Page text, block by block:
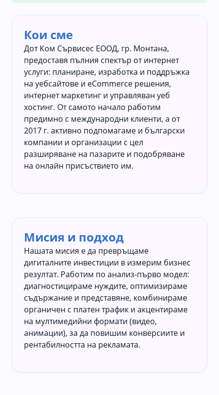
Кои сме
Дот Ком Сървисес ЕООД, гр. Монтана,
предоставя пълния спектър от интернет
услуги: планиране, изработка и поддръжка
на уебсайтове и eCommerce решения,
интернет маркетинг и управляван уеб
хостинг. От самото начало работим
предимно с международни клиенти, а от
2017 г. активно подпомагаме и български
компании и организации с цел
разширяване на пазарите и подобряване
на онлайн присъствието им.
Мисия и подход
Нашата мисия е да превръщаме
дигиталните инвестиции в измерим бизнес
резултат. Работим по анализ-първо модел:
диагностицираме нуждите, оптимизираме
съдържание и представяне, комбинираме
органичен с платен трафик и акцентираме
на мултимедийни формати (видео,
анимации), за да повишим конверсиите и
рентабилността на рекламата.